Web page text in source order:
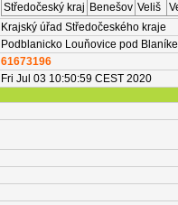
Středočeský kraj Benešov Veliš
Krajský úřad Středočeského kraje
Podblanicko Louňovice pod
61673196
Fri Jul 03 10:50:59 CEST 2020